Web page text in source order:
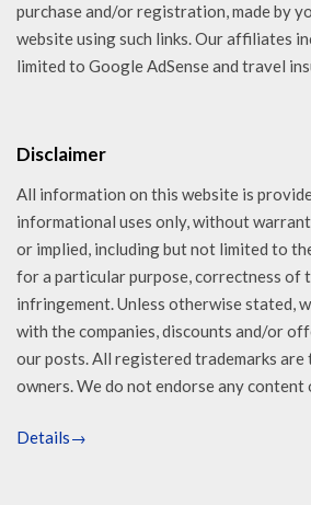
purchase and/or registration, made by
website using such links. Our affiliates
limited to Google AdSense and travel
Disclaimer
All information on this website is
informational uses only, without
or implied, including but not limited to
for a particular purpose, correctness of
infringement. Unless otherwise stated,
with the companies, discounts and/or
our posts. All registered trademarks
owners. We do not endorse any content
Details→